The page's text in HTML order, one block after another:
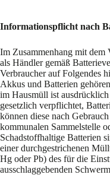
Informationspflicht nach
Im Zusammenhang mit
als Händler gemäß
Verbraucher auf Folgendes
Akkus und Batterien
im Hausmüll ist
gesetzlich verpflichtet,
können diese nach
kommunalen Sammelstelle
Schadstoffhaltige Batterien
einer durchgestrichenen
Hg oder Pb) des für die
ausschlaggebenden